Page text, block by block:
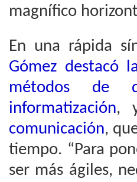
magnífico
En una rápida
Gómez destacó
métodos de
informatización,
comunicación,
tiempo. “Para
ser más ágiles,